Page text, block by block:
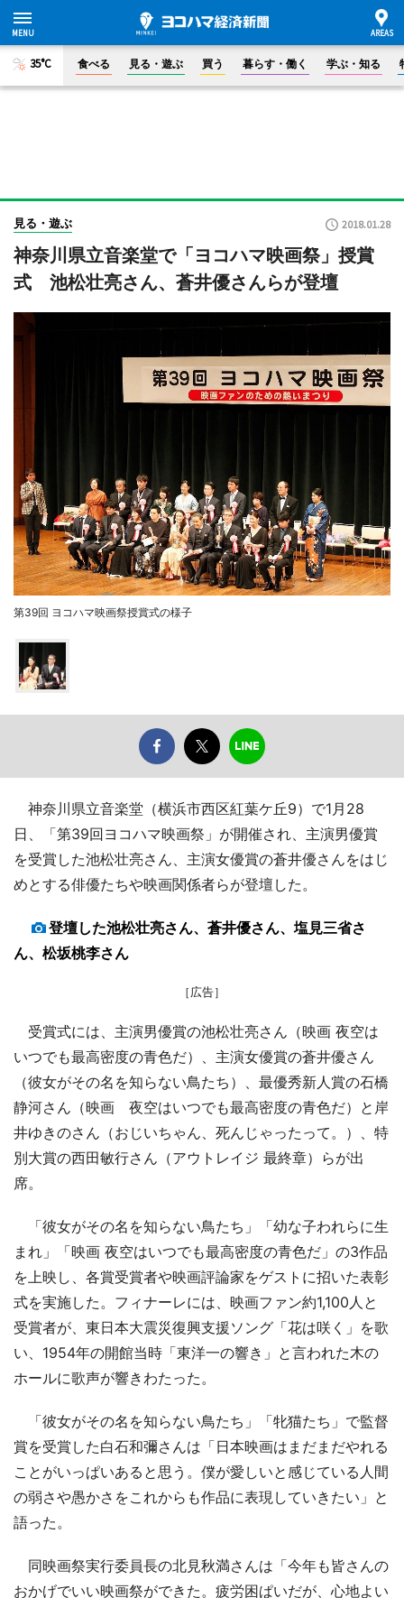
35°C 食べる 見る・遊ぶ 買う 暮らす・働く 学ぶ・知る
見る・遊ぶ 2018.01.28
神奈川県立音楽堂で「ヨコハマ映画祭」授賞
式 池松壮亮さん、蒼井優さんらが登壇
第39回 ヨコハマ映画祭授賞式の様子
神奈川県立音楽堂（横浜市西区紅葉ケ丘9）で1月28
日、「第39回ヨコハマ映画祭」が開催され、主演男優賞
を受賞した池松壮亮さん、主演女優賞の蒼井優さんをはじ
めとする俳優たちや映画関係者らが登壇した。
登壇した池松壮亮さん、蒼井優さん、塩見三省さ
ん、松坂桃李さん
［広告］
受賞式には、主演男優賞の池松壮亮さん（映画 夜空は
いつでも最高密度の青色だ）、主演女優賞の蒼井優さん
（彼女がその名を知らない鳥たち）、最優秀新人賞の石橋
静河さん（映画 夜空はいつでも最高密度の青色だ）と岸
井ゆきのさん（おじいちゃん、死んじゃったって。）、特
別大賞の西田敏行さん（アウトレイジ 最終章）らが出
席。
「彼女がその名を知らない鳥たち」「幼な子われらに生
まれ」「映画 夜空はいつでも最高密度の青色だ」の3作品
を上映し、各賞受賞者や映画評論家をゲストに招いた表彰
式を実施した。フィナーレには、映画ファン約1,100人と
受賞者が、東日本大震災復興支援ソング「花は咲く」を歌
い、1954年の開館当時「東洋一の響き」と言われた木の
ホールに歌声が響きわたった。
「彼女がその名を知らない鳥たち」「牝猫たち」で監督
賞を受賞した白石和彌さんは「日本映画はまだまだやれる
ことがいっぱいあると思う。僕が愛しいと感じている人間
の弱さや愚かさをこれからも作品に表現していきたい」と
語った。
同映画祭実行委員長の北見秋満さんは「今年も皆さんの
おかげでいい映画祭ができた。疲労困ぱいだが、心地よい